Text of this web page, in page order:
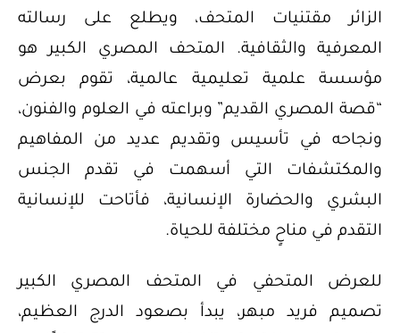
الزائر مقتنيات المتحف، ويطلع على رسالته
المعرفية والثقافية. المتحف المصري الكبير هو
مؤسسة علمية تعليمية عالمية، تقوم بعرض
“قصة المصري القديم” وبراعته في العلوم والفنون،
ونجاحه في تأسيس وتقديم عديد من المفاهيم
والمكتشفات التي أسهمت في تقدم الجنس
البشري والحضارة الإنسانية، فأتاحت للإنسانية
التقدم في مناحٍ مختلفة للحياة.
للعرض المتحفي في المتحف المصري الكبير
تصميم فريد مبهر، يبدأ بصعود الدرج العظيم،